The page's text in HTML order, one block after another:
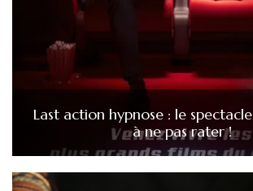
Last action hypnose : le
à ne pas rater !